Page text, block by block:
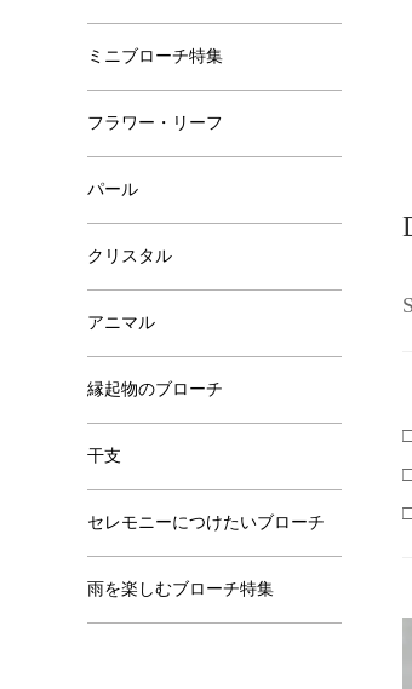
ミニブローチ特集
フラワー・リーフ
パール
クリスタル
アニマル
縁起物のブローチ
干支
セレモニーにつけたいブローチ
雨を楽しむブローチ特集